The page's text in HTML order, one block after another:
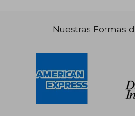
55%
Nuestras Formas